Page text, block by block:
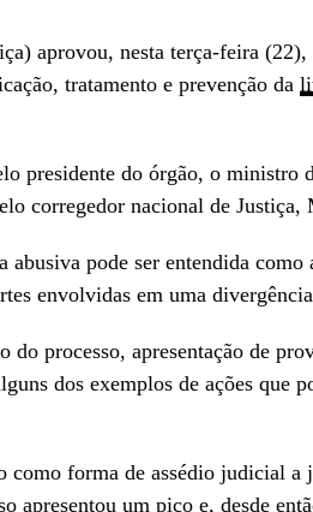
aprovou, nesta terça-feira
tratamento e prevenção da
presidente do órgão, o ministro
corregedor nacional de
pode ser entendida como
envolvidas em uma
do processo, apresentação de
dos exemplos de ações que
forma de assédio judicial a
apresentou um pico e, desde